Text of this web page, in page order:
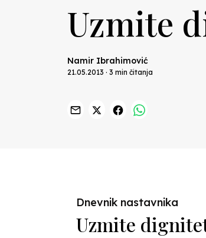
Uzmite
Namir Ibrahimović
21.05.2013 · 3 min čitanja
Dnevnik nastavnika
Uzmite